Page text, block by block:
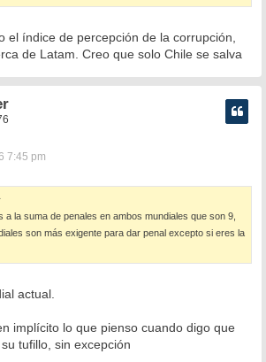
el índice de percepción de la corrupción,
de Latam. Creo que solo Chile se salva
7:45 pm
a la suma de penales en ambos mundiales que son 9,
son más exigente para dar penal excepto si eres la
actual.
implícito lo que pienso cuando digo que
tufillo, sin excepción